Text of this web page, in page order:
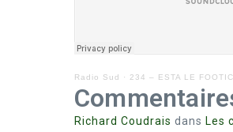
Radio Sud · 234 – ESTA LE
Richard Coudrais dans Les